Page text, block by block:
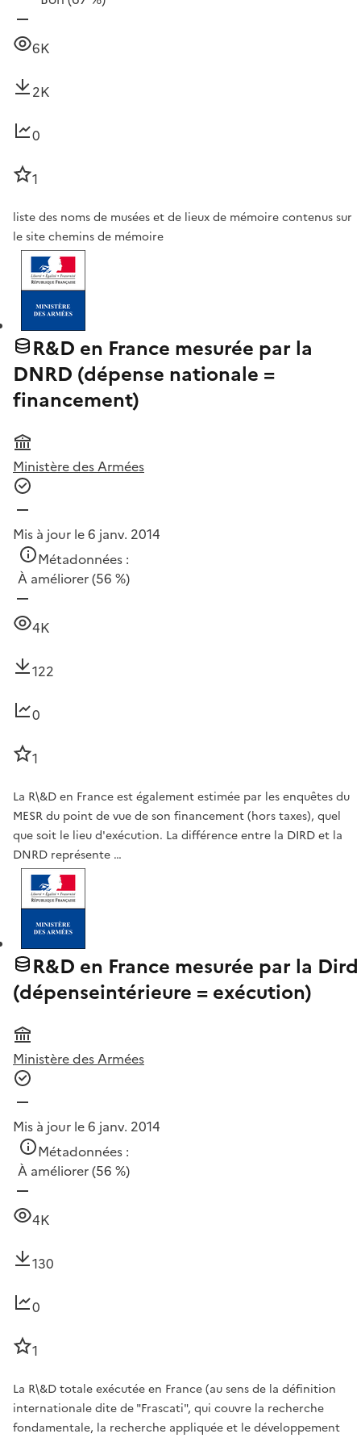
6K
2K
0
1
liste des noms de musées et de lieux de mémoire contenus sur
le site chemins de mémoire
R&D en France mesurée par la
DNRD (dépense nationale =
financement)
Ministère des Armées
Mis à jour le 6 janv. 2014
Métadonnées :
À améliorer(56 %)
4K
122
0
1
La R\&D en France est également estimée par les enquêtes du
MESR du point de vue de son financement (hors taxes), quel
que soit le lieu d'exécution. La différence entre la DIRD et la
DNRD représente …
R&D en France mesurée par la Dird
(dépenseintérieure = exécution)
Ministère des Armées
Mis à jour le 6 janv. 2014
Métadonnées :
À améliorer(56 %)
4K
130
0
1
La R\&D totale exécutée en France (au sens de la définition
internationale dite de "Frascati", qui couvre la recherche
fondamentale, la recherche appliquée et le développement